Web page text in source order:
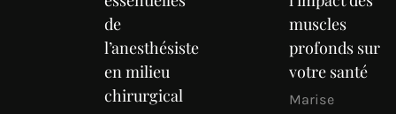
de
l’anesthésiste
en milieu
chirurgical
muscles
profonds sur
votre santé
Marise